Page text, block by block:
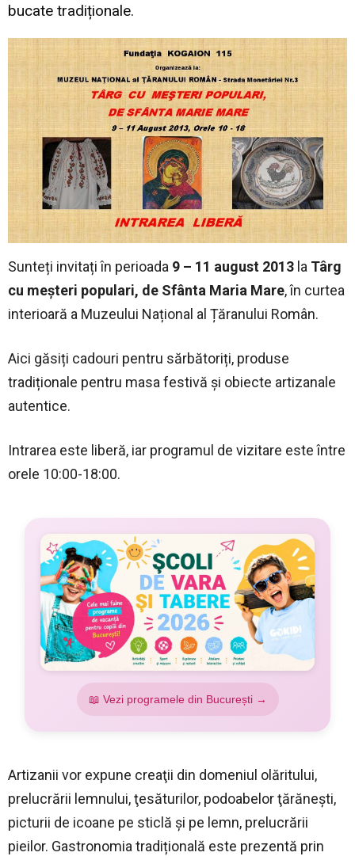
bucate tradiționale.
Sunteți invitați în perioada 9 – 11 august 2013 la Târg
cu meșteri populari, de Sfânta Maria Mare, în curtea
interioară a Muzeului Național al Țăranului Român.
Aici găsiți cadouri pentru sărbătoriți, produse
tradiționale pentru masa festivă și obiecte artizanale
autentice.
Intrarea este liberă, iar programul de vizitare este între
orele 10:00-18:00.
📖 Vezi programele din București →
Artizanii vor expune creaţii din domeniul olăritului,
prelucrării lemnului, ţesăturilor, podoabelor ţărăneşti,
picturii de icoane pe sticlă şi pe lemn, prelucrării
pieilor. Gastronomia tradițională este prezentă prin